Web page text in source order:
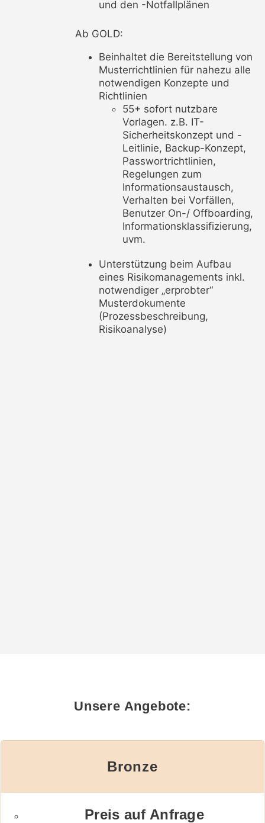
und den -Notfallplänen
Ab GOLD:
Beinhaltet die Bereitstellung von
Musterrichtlinien für nahezu alle
notwendigen Konzepte und
Richtlinien
55+ sofort nutzbare
Vorlagen. z.B. IT-
Sicherheitskonzept und -
Leitlinie, Backup-Konzept,
Passwortrichtlinien,
Regelungen zum
Informationsaustausch,
Verhalten bei Vorfällen,
Benutzer On-/ Offboarding,
Informationsklassifizierung,
uvm.
Unterstützung beim Aufbau
eines Risikomanagements inkl.
notwendiger „erprobter“
Musterdokumente
(Prozessbeschreibung,
Risikoanalyse)
Unsere Angebote:
Bronze
Preis auf Anfrage